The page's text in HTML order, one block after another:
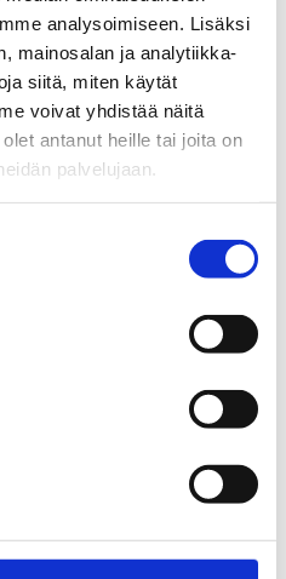
analysoimiseen. Lisäksi
mainosalan ja analytiikka-
siitä, miten käytät
voivat yhdistää näitä
antanut heille tai joita on
palvelujaan.